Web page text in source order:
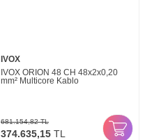
IVOX
IVOX ORION 48 CH 48x2x0,20
mm² Multicore Kablo
681.154,82TL
374.635,15 TL